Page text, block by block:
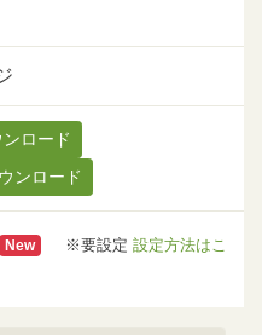
ロード
ンロード
New ※要設定 設定方法はこ